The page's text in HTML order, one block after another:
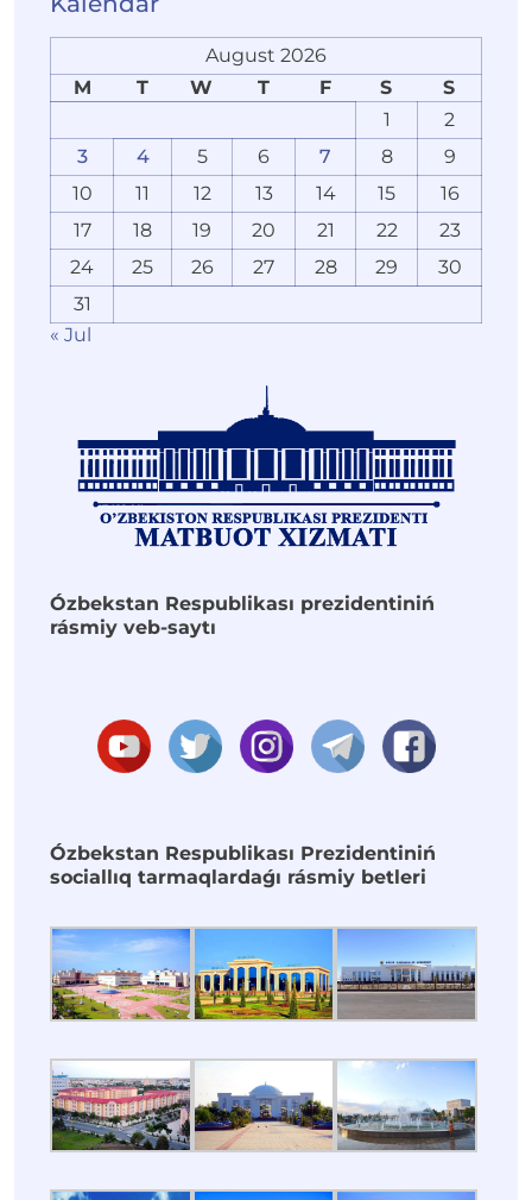
August 2026
M
T W T F S
S
1
2
3
4 5 6 7 8
9
10
11 12 13 14 15
16
17
18 19 20 21 22
23
24
25 26 27 28 29
30
31
« Jul
Ózbekstan Respublikası prezidentiniń
rásmiy veb-saytı
Ózbekstan Respublikası Prezidentiniń
sociallıq tarmaqlardaǵı rásmiy betleri